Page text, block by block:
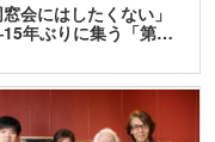
窓会にはしたくない」
年ぶりに集う「第…